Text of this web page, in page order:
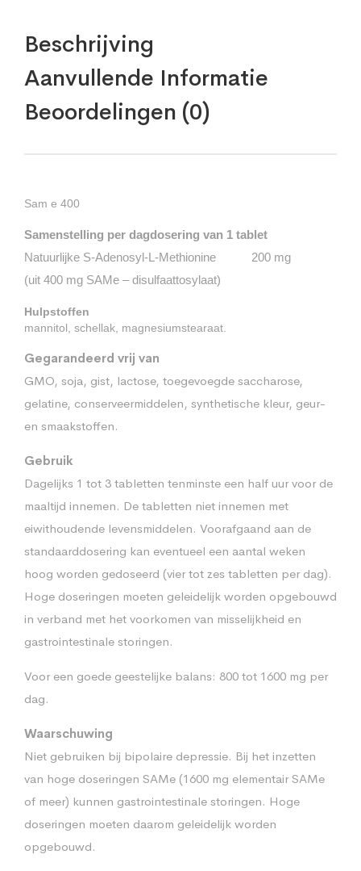
Beschrijving
Aanvullende Informatie
Beoordelingen (0)
Sam e 400
Samenstelling per dagdosering van 1 tablet
Natuurlijke S-Adenosyl-L-Methionine 200 mg
(uit 400 mg SAMe – disulfaattosylaat)
Hulpstoffen
mannitol, schellak, magnesiumstearaat.
Gegarandeerd vrij van
GMO, soja, gist, lactose, toegevoegde saccharose,
gelatine, conserveermiddelen, synthetische kleur, geur-
en smaakstoffen.
Gebruik
Dagelijks 1 tot 3 tabletten tenminste een half uur voor de
maaltijd innemen. De tabletten niet innemen met
eiwithoudende levensmiddelen. Voorafgaand aan de
standaarddosering kan eventueel een aantal weken
hoog worden gedoseerd (vier tot zes tabletten per dag).
Hoge doseringen moeten geleidelijk worden opgebouwd
in verband met het voorkomen van misselijkheid en
gastrointestinale storingen.
Voor een goede geestelijke balans: 800 tot 1600 mg per
dag.
Waarschuwing
Niet gebruiken bij bipolaire depressie. Bij het inzetten
van hoge doseringen SAMe (1600 mg elementair SAMe
of meer) kunnen gastrointestinale storingen. Hoge
doseringen moeten daarom geleidelijk worden
opgebouwd.